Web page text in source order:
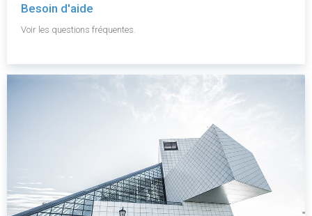
Besoin d'aide
Voir les questions fréquentes.